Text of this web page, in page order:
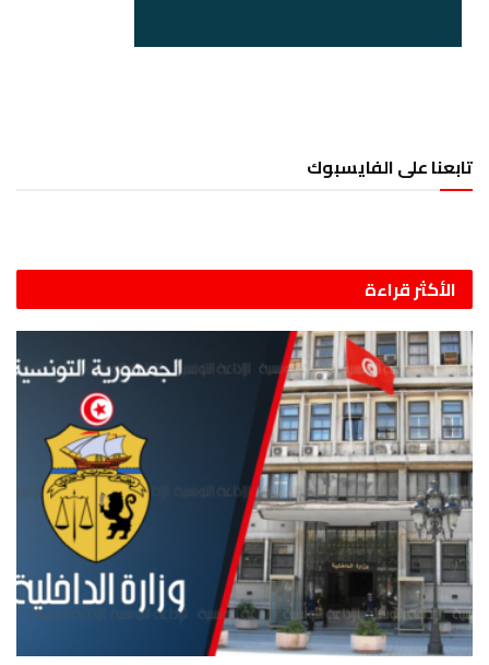
تابعنا على الفايسبوك
الأكثر قراءة